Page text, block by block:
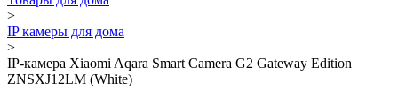
>
IP камеры для дома
>
IP-камера Xiaomi Aqara Smart Camera G2 Gateway Edition
ZNSXJ12LM (White)